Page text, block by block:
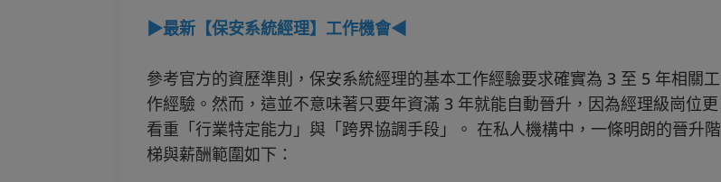
▶最新【保安系統經理】工作機會◀
參考官方的資歷準則，保安系統經理的基本工作經驗要求確實為 3 至 5 年相關工
作經驗。然而，這並不意味著只要年資滿 3 年就能自動晉升，因為經理級崗位更
看重「行業特定能力」與「跨界協調手段」。 在私人機構中，一條明朗的晉升階
梯與薪酬範圍如下：